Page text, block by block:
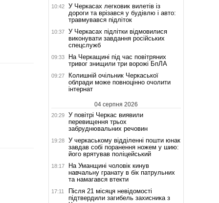
10:42
У Черкасах легковик вилетів із
дороги та врізався у будівлю і авто:
травмувався підліток
10:37
У Черкасах підлітки відмовилися
виконувати завдання російських
спецслужб
09:33
На Черкащині під час повітряних
тривог знищили три ворожі БпЛА
09:27
Колишній очільник Черкаської
облради може повноцінно очолити
інтернат
04 серпня 2026
20:29
У повітрі Черкас виявили
перевищення трьох
забруднювальних речовин
19:28
У черкаському відділенні пошти юнак
завдав собі поранення ножем у шию:
його врятував поліцейський
18:17
На Уманщині чоловік кинув
навчальну гранату в бік патрульних
та намагався втекти
17:11
Після 21 місяця невідомості
підтвердили загибель захисника з